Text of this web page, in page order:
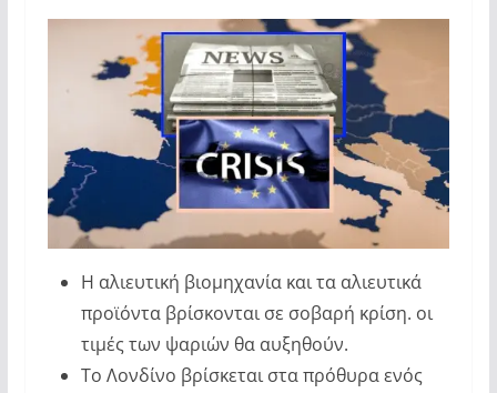
Η αλιευτική βιομηχανία και τα αλιευτικά
προϊόντα βρίσκονται σε σοβαρή κρίση. οι
τιμές των ψαριών θα αυξηθούν.
Το Λονδίνο βρίσκεται στα πρόθυρα ενός